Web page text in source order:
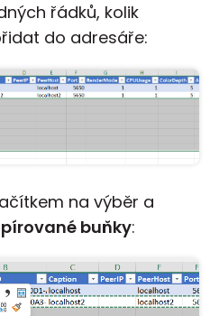
řádků, kolik
do adresáře:
na výběr a
buňky: